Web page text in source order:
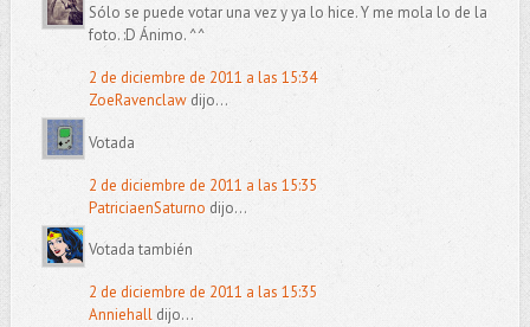
Sólo se puede votar una vez y ya lo hice. Y me mola lo de la
foto. :D Ánimo. ^^
2 de diciembre de 2011 a las 15:34
ZoeRavenclawdijo...
Votada
2 de diciembre de 2011 a las 15:35
PatriciaenSaturno dijo...
Votada también
2 de diciembre de 2011 a las 15:35
Anniehalldijo...